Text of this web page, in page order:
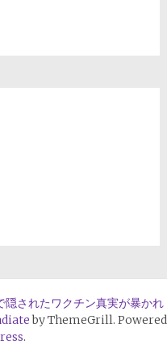
隠されたワクチン真実が暴かれ
by ThemeGrill. Powered
.